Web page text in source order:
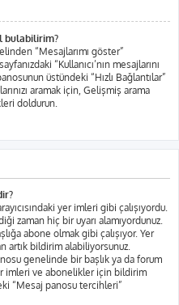
bulabilirim?
“Mesajlarımı göster”
“Kullanıcı’nın mesajlarını
üstündeki “Hızlı Bağlantılar”
aramak için, Gelişmiş arama
doldurun.
yer imleri gibi çalışıyordu.
zaman hiç bir uyarı alamıyordunuz.
abone olmak gibi çalışıyor. Yer
artık bildirim alabiliyorsunuz.
genelinde bir başlık ya da forum
imleri ve abonelikler için bildirim
“Mesaj panosu tercihleri”